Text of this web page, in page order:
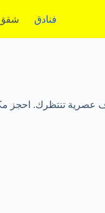
فنادق شقق
عصرية تنتظرك. احجز